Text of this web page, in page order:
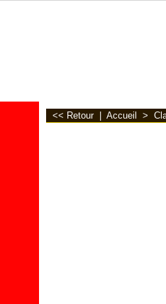
<< Retour Accueil >